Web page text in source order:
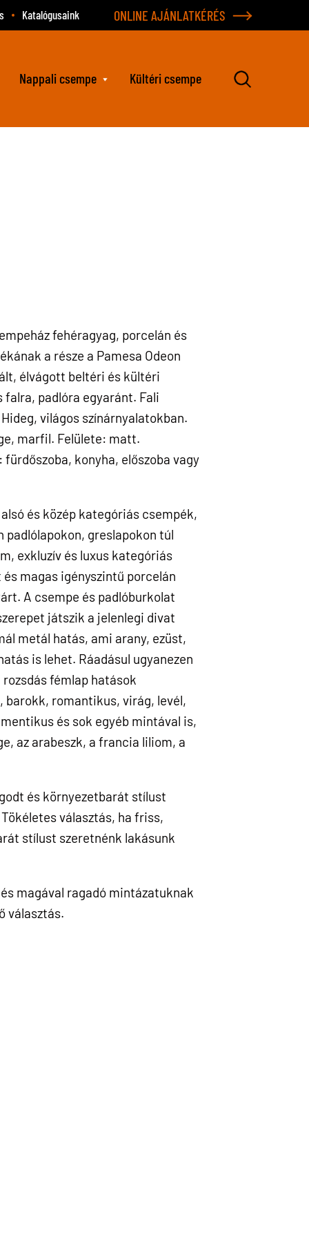
ONLINE AJÁNLATKÉRÉS
Katalógusaink
Nappali csempe Kültéri csempe
fehéragyag, porcelán és
a része a Pamesa Odeon
élvágott beltéri és kültéri
padlóra egyaránt. Fali
világos színárnyalatokban.
marfil. Felülete: matt.
konyha, előszoba vagy
és közép kategóriás csempék,
padlólapokon, greslapokon túl
exkluzív és luxus kategóriás
magas igényszintű porcelán
A csempe és padlóburkolat
játszik a jelenlegi divat
metál hatás, ami arany, ezüst,
is lehet. Ráadásul ugyanezen
fémlap hatások
barokk, romantikus, virág, levél,
és sok egyéb mintával is,
az arabeszk, a francia liliom, a
és környezetbarát stílust
választás, ha friss,
stílust szeretnénk lakásunk
magával ragadó mintázatuknak
választás.